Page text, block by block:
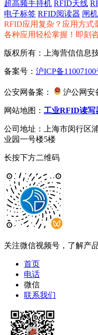
超高频手持机 RFID天线
电子标签 RFID阅读器 闸
RFID应用复杂？应用方式
各种应用轻松掌握！即刻
版权所有：上海营信信息
备案号： 沪ICP备11007100
公安网备案： 沪公网安
网站地图： 工业RFID读写
公司地址：上海市闵行区
业园一号楼5楼
长按下方二维码
关注微信视频号，了解产
首页
电话
微信
联系我们